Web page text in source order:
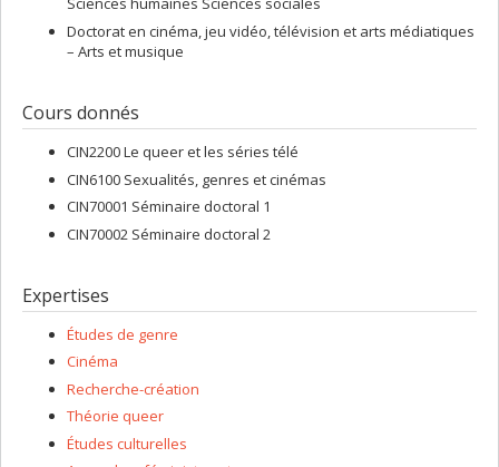
Doctorat en cinéma, jeu vidéo, télévision et arts médiatiques
– Arts et musique
Cours donnés
CIN2200 Le queer et les séries télé
CIN6100 Sexualités, genres et cinémas
CIN70001 Séminaire doctoral 1
CIN70002 Séminaire doctoral 2
Expertises
Études de genre
Cinéma
Recherche-création
Théorie queer
Études culturelles